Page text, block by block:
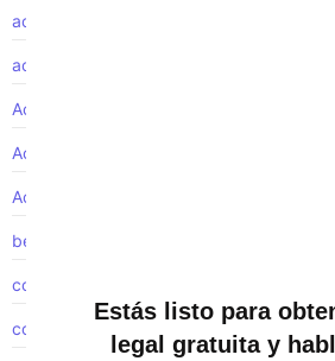
accidentes camiones
acción de clase
Acoso de género
Acoso laboral
Acoso sexual
beneficios de la compensación laboral
con el tiempo
construction accidents
Estás listo para
legal gratuita y